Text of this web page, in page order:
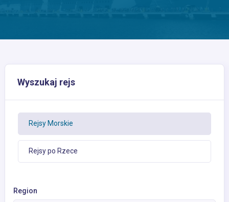
Wyszukaj rejs
Rejsy Morskie
Rejsy po Rzece
Region